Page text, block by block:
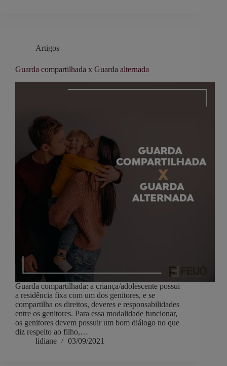
Artigos
Guarda compartilhada x Guarda alternada
Guarda compartilhada: a criança/adolescente possui
a residência fixa com um dos genitores, e se
compartilha os direitos, deveres e responsabilidades
entre os genitores. Para essa modalidade funcionar,
os genitores devem possuir um bom diálogo no que
diz respeito ao filho,…
lidiane
03/09/2021